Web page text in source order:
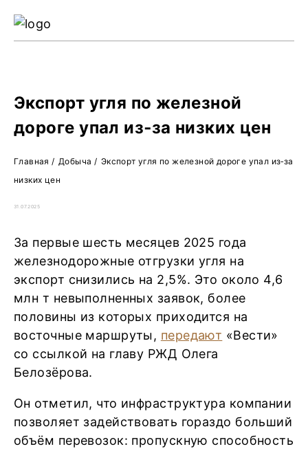
Экспорт угля по железной
дороге упал из‑за низких цен
Главная / Добыча / Экспорт угля по железной дороге упал из‑за
низких цен
31.07.2025
За первые шесть месяцев 2025 года
железнодорожные отгрузки угля на
экспорт снизились на 2,5%. Это около 4,6
млн т невыполненных заявок, более
половины из которых приходится на
восточные маршруты, передают «Вести»
со ссылкой на главу РЖД Олега
Белозёрова.
Он отметил, что инфраструктура компании
позволяет задействовать гораздо больший
объём перевозок: пропускную способность